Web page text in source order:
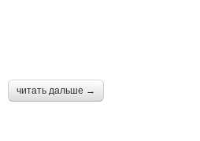
читать дальше →